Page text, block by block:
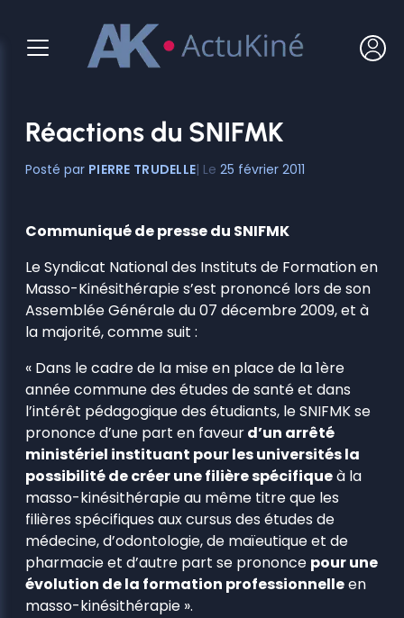
contenu
Réactions du SNIFMK
PIERRE TRUDELLE 25 février 2011
Communiqué de presse du SNIFMK
Le Syndicat National des Instituts de Formation en
Masso-Kinésithérapie s’est prononcé lors de son
Assemblée Générale du 07 décembre 2009, et à
la majorité, comme suit :
« Dans le cadre de la mise en place de la 1ère
année commune des études de santé et dans
l’intérêt pédagogique des étudiants, le SNIFMK se
prononce d’une part en faveurd’un arrêté
ministériel instituant pour les universités la
possibilité de créer une filière spécifiqueà la
masso-kinésithérapie au même titre que les
filières spécifiques aux cursus des études de
médecine, d’odontologie, de maïeutique et de
pharmacie et d’autre part se prononce pour une
évolution de la formation professionnelleen
masso-kinésithérapie ».